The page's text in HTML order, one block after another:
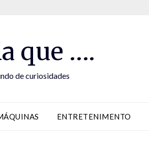
que ….
de curiosidades
ENTRETENIMENTO